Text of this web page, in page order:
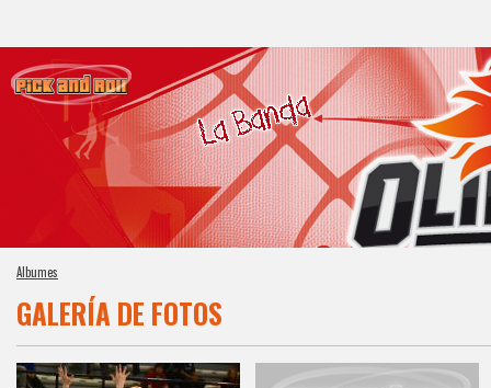
Albumes
GALERÍA DE FOTOS